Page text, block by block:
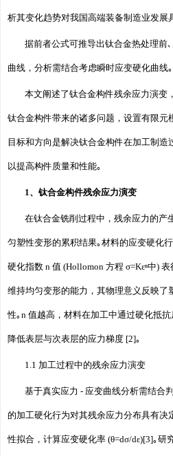
析其变化趋势对我国高端装备制造业发展
据前者公式可推导出钛合金热处理前
曲线，分析需结合考虑瞬时应变硬化曲线｡
本文阐述了钛合金构件残余应力演变
钛合金构件带来的诸多问题，设置有限元
目标和方向是解决钛合金构件在加工制造
以提高构件质量和性能｡
1、钛合金构件残余应力演变
在钛合金铣削过程中，残余应力的产
匀塑性变形的累积结果｡材料的应变硬化
硬化指数 n 值 (Hollomon 方程 σ=Kεⁿ中)
维持均匀变形的能力，其物理意义反映了
性｡n 值越高，材料在加工中通过硬化抵
降低表层与次表层的应力梯度 [2]｡
1.1 加工过程中的残余应力演变
基于真实应力 - 应变曲线分析需结合
的加工硬化行为对其残余应力分布具有决
性拟合，计算应变硬化率 (θ=dσ/dε)[3]｡研